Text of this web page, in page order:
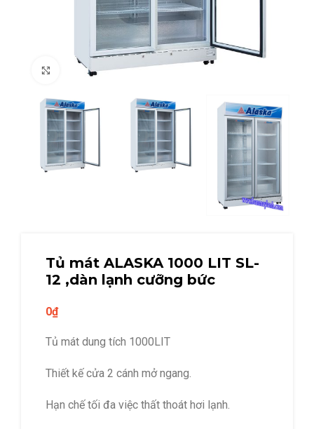
Click to enlarge
Tủ mát ALASKA 1000 LIT SL-
12 ,dàn lạnh cưỡng bức
0₫
Tủ mát dung tích 1000LIT
Thiết kế cửa 2 cánh mở ngang.
Hạn chế tối đa việc thất thoát hơi lạnh.